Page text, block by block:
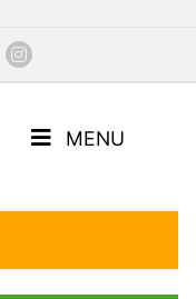
MENU